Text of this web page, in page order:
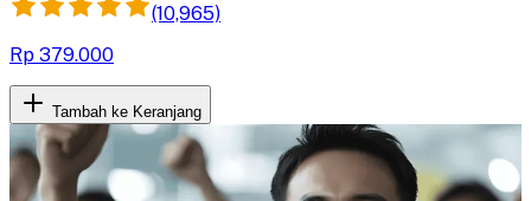
(10,965)
Rp 379.000
Tambah ke Keranjang